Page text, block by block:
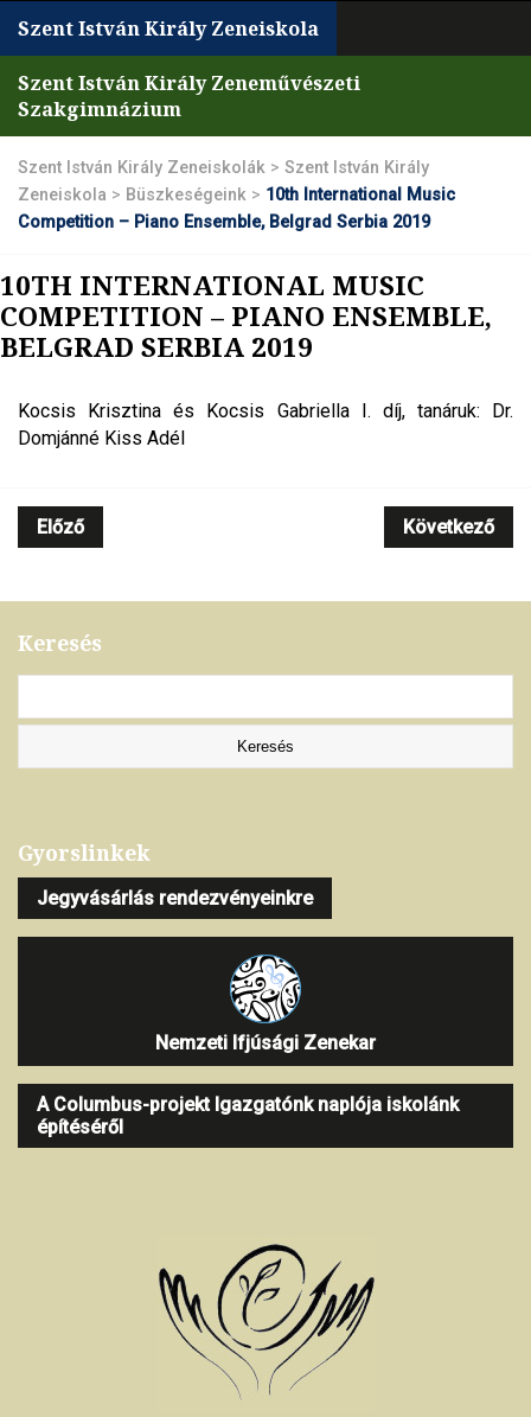
Szent István Király Zeneiskola
Szent István Király Zeneművészeti
Szakgimnázium
Szent István Király Zeneiskolák > Szent István Király
Zeneiskola > Büszkeségeink > 10th International Music
Competition – Piano Ensemble, Belgrad Serbia 2019
10TH INTERNATIONAL MUSIC
COMPETITION – PIANO ENSEMBLE,
BELGRAD SERBIA 2019
Kocsis Krisztina és Kocsis Gabriella I. díj, tanáruk: Dr.
Domjánné Kiss Adél
Előző Következő
Keresés
Gyorslinkek
Jegyvásárlás rendezvényeinkre
Nemzeti Ifjúsági Zenekar
A Columbus-projekt Igazgatónk naplója iskolánk
építéséről